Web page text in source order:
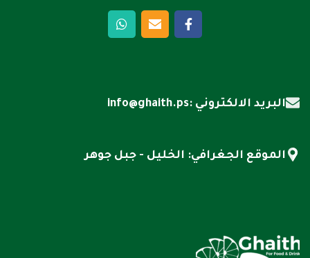
البريد الالكتروني :info@ghaith.ps
الموقع الجغرافي: الخليل - جبل جوهر